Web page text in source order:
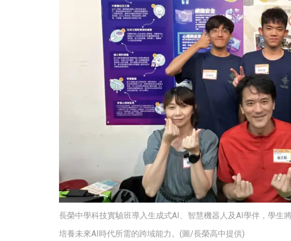
長榮中學科技實驗班導入生成式AI、智慧機器人及AI學伴，學生
培養未來AI時代所需的跨域能力。(圖/長榮高中提供)